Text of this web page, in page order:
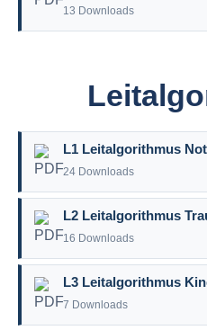
13 Downloads
L1 Leitalgorithmus
24 Downloads
L2 Leitalgorithmus
16 Downloads
L3 Leitalgorithmus
7 Downloads